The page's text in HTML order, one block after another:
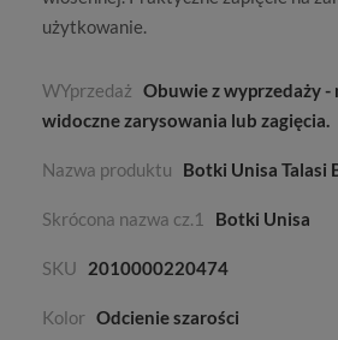
użytkowanie.
WYprzedaż Obuwie z wyprzedaży -
widoczne zarysowania lub zagięcia.
Nazwa produktu Botki Unisa Talasi
Skrócona nazwa cz.1 Botki Unisa
SKU 2010000220474
Kolor Odcienie szarości